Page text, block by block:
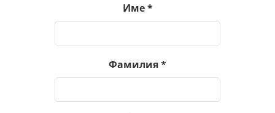
Име*
Фамилия*